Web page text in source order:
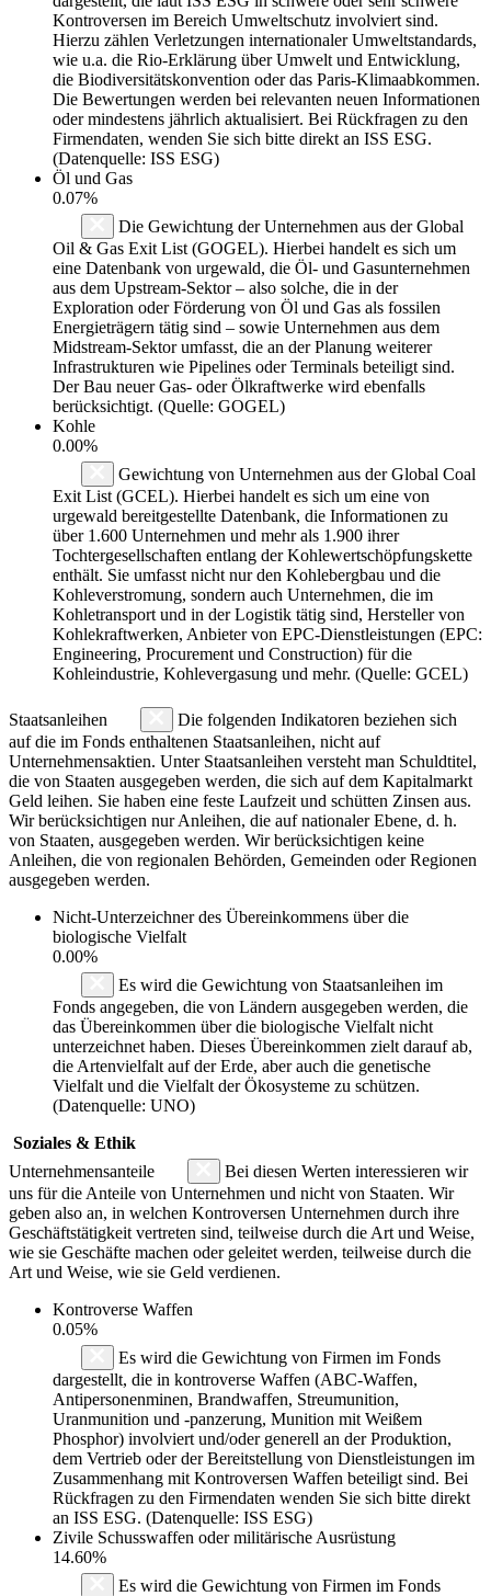
Kontroversen im Bereich Umweltschutz involviert sind.
Hierzu zählen Verletzungen internationaler Umweltstandards,
wie u.a. die Rio-Erklärung über Umwelt und Entwicklung,
die Biodiversitätskonvention oder das Paris-Klimaabkommen.
Die Bewertungen werden bei relevanten neuen Informationen
oder mindestens jährlich aktualisiert. Bei Rückfragen zu den
Firmendaten, wenden Sie sich bitte direkt an ISS ESG.
(Datenquelle: ISS ESG)
Öl und Gas
0.07%
Die Gewichtung der Unternehmen aus der Global
Oil & Gas Exit List (GOGEL). Hierbei handelt es sich um
eine Datenbank von urgewald, die Öl- und Gasunternehmen
aus dem Upstream-Sektor – also solche, die in der
Exploration oder Förderung von Öl und Gas als fossilen
Energieträgern tätig sind – sowie Unternehmen aus dem
Midstream-Sektor umfasst, die an der Planung weiterer
Infrastrukturen wie Pipelines oder Terminals beteiligt sind.
Der Bau neuer Gas- oder Ölkraftwerke wird ebenfalls
berücksichtigt. (Quelle: GOGEL)
Kohle
0.00%
Gewichtung von Unternehmen aus der Global Coal
Exit List (GCEL). Hierbei handelt es sich um eine von
urgewald bereitgestellte Datenbank, die Informationen zu
über 1.600 Unternehmen und mehr als 1.900 ihrer
Tochtergesellschaften entlang der Kohlewertschöpfungskette
enthält. Sie umfasst nicht nur den Kohlebergbau und die
Kohleverstromung, sondern auch Unternehmen, die im
Kohletransport und in der Logistik tätig sind, Hersteller von
Kohlekraftwerken, Anbieter von EPC-Dienstleistungen (EPC:
Engineering, Procurement und Construction) für die
Kohleindustrie, Kohlevergasung und mehr. (Quelle: GCEL)
Staatsanleihen
Die folgenden Indikatoren beziehen sich
auf die im Fonds enthaltenen Staatsanleihen, nicht auf
Unternehmensaktien. Unter Staatsanleihen versteht man Schuldtitel,
die von Staaten ausgegeben werden, die sich auf dem Kapitalmarkt
Geld leihen. Sie haben eine feste Laufzeit und schütten Zinsen aus.
Wir berücksichtigen nur Anleihen, die auf nationaler Ebene, d. h.
von Staaten, ausgegeben werden. Wir berücksichtigen keine
Anleihen, die von regionalen Behörden, Gemeinden oder Regionen
ausgegeben werden.
Nicht-Unterzeichner des Übereinkommens über die
biologische Vielfalt
0.00%
Es wird die Gewichtung von Staatsanleihen im
Fonds angegeben, die von Ländern ausgegeben werden, die
das Übereinkommen über die biologische Vielfalt nicht
unterzeichnet haben. Dieses Übereinkommen zielt darauf ab,
die Artenvielfalt auf der Erde, aber auch die genetische
Vielfalt und die Vielfalt der Ökosysteme zu schützen.
(Datenquelle: UNO)
Soziales & Ethik
Unternehmensanteile
Bei diesen Werten interessieren wir
uns für die Anteile von Unternehmen und nicht von Staaten. Wir
geben also an, in welchen Kontroversen Unternehmen durch ihre
Geschäftstätigkeit vertreten sind, teilweise durch die Art und Weise,
wie sie Geschäfte machen oder geleitet werden, teilweise durch die
Art und Weise, wie sie Geld verdienen.
Kontroverse Waffen
0.05%
Es wird die Gewichtung von Firmen im Fonds
dargestellt, die in kontroverse Waffen (ABC-Waffen,
Antipersonenminen, Brandwaffen, Streumunition,
Uranmunition und -panzerung, Munition mit Weißem
Phosphor) involviert und/oder generell an der Produktion,
dem Vertrieb oder der Bereitstellung von Dienstleistungen im
Zusammenhang mit Kontroversen Waffen beteiligt sind. Bei
Rückfragen zu den Firmendaten wenden Sie sich bitte direkt
an ISS ESG. (Datenquelle: ISS ESG)
Zivile Schusswaffen oder militärische Ausrüstung
14.60%
Es wird die Gewichtung von Firmen im Fonds